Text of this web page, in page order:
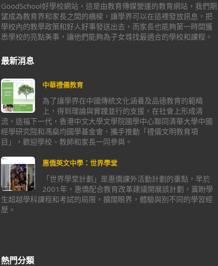
GoodSchool好學校網站，這是由教育傳媒營運的教育網站，我們期
望成為教育界和家長之間的橋樑，讓學界可以在這裡發放訊息，把
學校內的教學政策和好人好事發送出去，而家長也能夠第一時間獲
悉學校的亮點美事，讓他們能夠為子女尋找最適合的學校和課程。
最新消息
中華禮儀教育
為了讓學界在中國傳統文化涵養及品德教育的範疇
上，得到理論與實踐並行的支援，在社會上形成清
流，造福下一代，香港中文大學文學院國學中心聯同清華大學中國
經學研究院和馮燊均國學基金會，攜手推動「禮儀文明教育項
目」，歡迎學校、教師和家長一同參與。
惠僑英文中學：世界學堂
「世界學堂計劃」是惠僑課外活動計劃的重點，早於
2001年，惠僑配合教育改革建議開展該計劃，冀盼學
生超越學科課程和考試的局限，擴闊眼界，體驗與別不同的學習經
歷。
熱門分類